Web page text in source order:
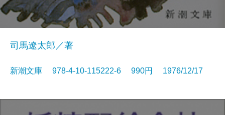
司馬遼太郎／著
新潮文庫 978-4-10-115222-6 990円 1976/12/17